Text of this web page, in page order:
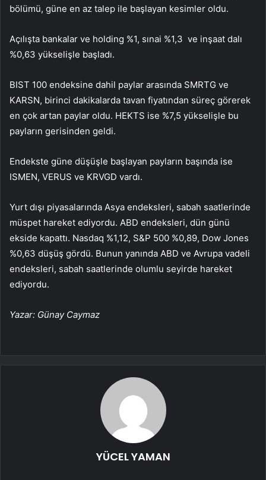
bölümü, güne en az talep ile başlayan kesimler oldu.
Açılışta bankalar ve holding %1, sınai %1,3 ve inşaat dalı
%0,63 yükselişle başladı.
BIST 100 endeksine dahil paylar arasında SMRTG ve
KARSN, birinci dakikalarda tavan fiyatından süreç görerek
en çok artan paylar oldu. HEKTS ise %7,5 yükselişle bu
payların gerisinden geldi.
Endekste güne düşüşle başlayan payların başında ise
ISMEN, VERUS ve KRVGD vardı.
Yurt dışı piyasalarında Asya endeksleri, sabah saatlerinde
müspet hareket ediyordu. ABD endeksleri, dün günü
ekside kapattı. Nasdaq %1,12, S&P 500 %0,89, Dow Jones
%0,63 düşüş gördü. Bunun yanında ABD ve Avrupa vadeli
endeksleri, sabah saatlerinde olumlu seyirde hareket
ediyordu.
Yazar: Günay Caymaz
YÜCEL YAMAN